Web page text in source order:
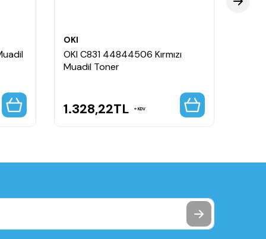
OKI
OKI C831 44844506 Kırmızı
Muadil Toner
1.328,22TL KDV